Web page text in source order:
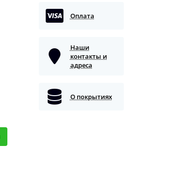
Оплата
Наши
контакты и
адреса
О покрытиях